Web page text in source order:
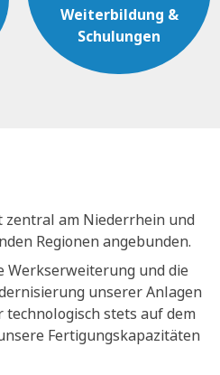
Weiterbildung &
Schulungen
zentral am Niederrhein und
Regionen angebunden.
Werkserweiterung und die
unserer Anlagen
stets auf dem
Fertigungskapazitäten